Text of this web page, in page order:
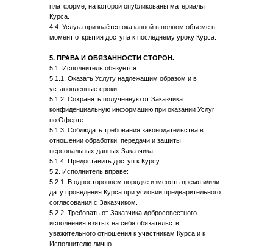
платформе, на которой опубликованы материалы
Курса.
4.4. Услуга признаётся оказанной в полном объеме в
момент открытия доступа к последнему уроку Курса.
5. ПРАВА И ОБЯЗАННОСТИ СТОРОН.
5.1. Исполнитель обязуется:
5.1.1. Оказать Услугу надлежащим образом и в
установленные сроки.
5.1.2. Сохранять полученную от Заказчика
конфиденциальную информацию при оказании Услуг
по Оферте.
5.1.3. Соблюдать требования законодательства в
отношении обработки, передачи и защиты
персональных данных Заказчика.
5.1.4. Предоставить доступ к Курсу..
5.2. Исполнитель вправе:
5.2.1. В одностороннем порядке изменять время и/или
дату проведения Курса при условии предварительного
согласования с Заказчиком.
5.2.2. Требовать от Заказчика добросовестного
исполнения взятых на себя обязательств,
уважительного отношения к участникам Курса и к
Исполнителю лично.